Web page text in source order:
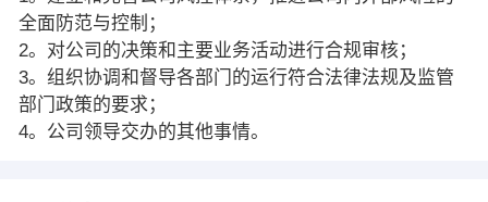
全面防范与控制；
2。对公司的决策和主要业务活动进行合规审核；
3。组织协调和督导各部门的运行符合法律法规及监管
部门政策的要求；
4。公司领导交办的其他事情。